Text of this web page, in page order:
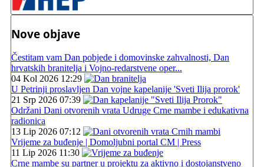
Nove objave
Čestitam vam Dan pobjede i domovinske zahvalnosti, Dan
hrvatskih branitelja i Vojno-redarstvene oper...
04 Kol 2026 12:29
U Petrinji proslavljen Dan vojne kapelanije 'Sveti Ilija prorok'
21 Srp 2026 07:39
Održani Dani otvorenih vrata Udruge Crne mambe i edukativna
radionica
13 Lip 2026 07:12
Vrijeme za buđenje | Domoljubni portal CM | Press
11 Lip 2026 11:30
Crne mambe su partner u projektu za aktivno i dostojanstveno